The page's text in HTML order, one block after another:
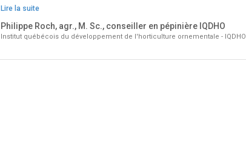
Lire la suite
Philippe Roch, agr., M. Sc., conseiller en pépinière IQDHO
Institut québécois du développement de l'horticulture ornementale - IQDHO